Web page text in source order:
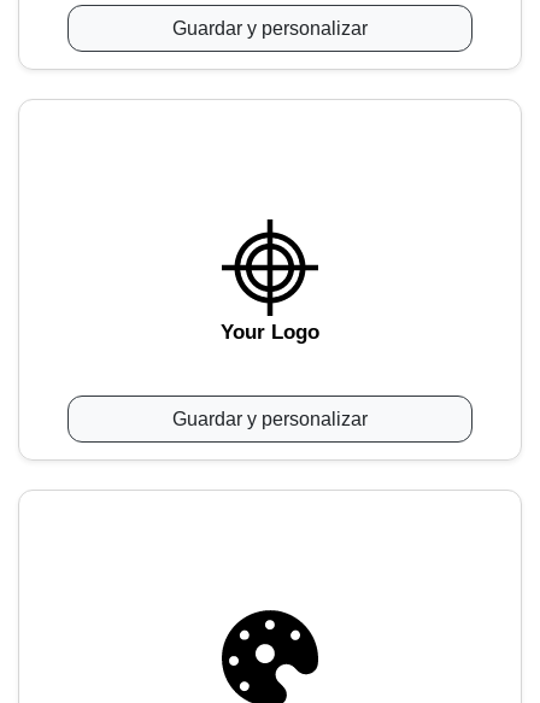
Guardar y personalizar
Your Logo
Guardar y personalizar